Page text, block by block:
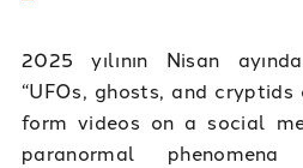
2025 yılının Nisan
“UFOs, ghosts, and
form videos on a social
paranormal